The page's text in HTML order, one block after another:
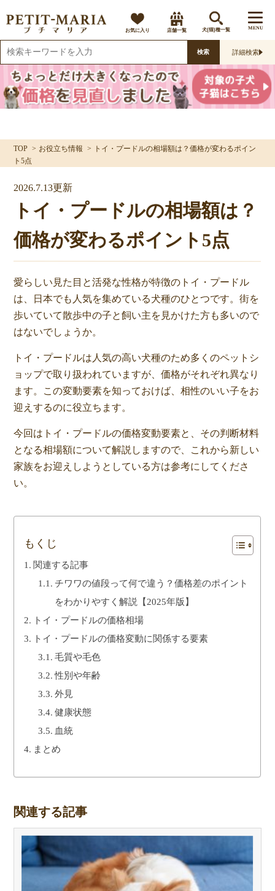
お気に入り 店舗一覧 犬(猫)種一覧 MENU
検索 詳細検索
TOP お役立ち情報
トイ・プードルの相場額は？価格が変わるポイン
ト5点
2026.7.13更新
トイ・プードルの相場額は？
価格が変わるポイント5点
愛らしい見た目と活発な性格が特徴のトイ・プードル
は、日本でも人気を集めている犬種のひとつです。街を
歩いていて散歩中の子と飼い主を見かけた方も多いので
はないでしょうか。
トイ・プードルは人気の高い犬種のため多くのペットシ
ョップで取り扱われていますが、価格がそれぞれ異なり
ます。この変動要素を知っておけば、相性のいい子をお
迎えするのに役立ちます。
今回はトイ・プードルの価格変動要素と、その判断材料
となる相場額について解説しますので、これから新しい
家族をお迎えしようとしている方は参考にしてくださ
い。
もくじ
関連する記事
チワワの値段って何で違う？価格差のポイント
をわかりやすく解説【2025年版】
トイ・プードルの価格相場
トイ・プードルの価格変動に関係する要素
毛質や毛色
性別や年齢
外見
健康状態
血統
まとめ
関連する記事